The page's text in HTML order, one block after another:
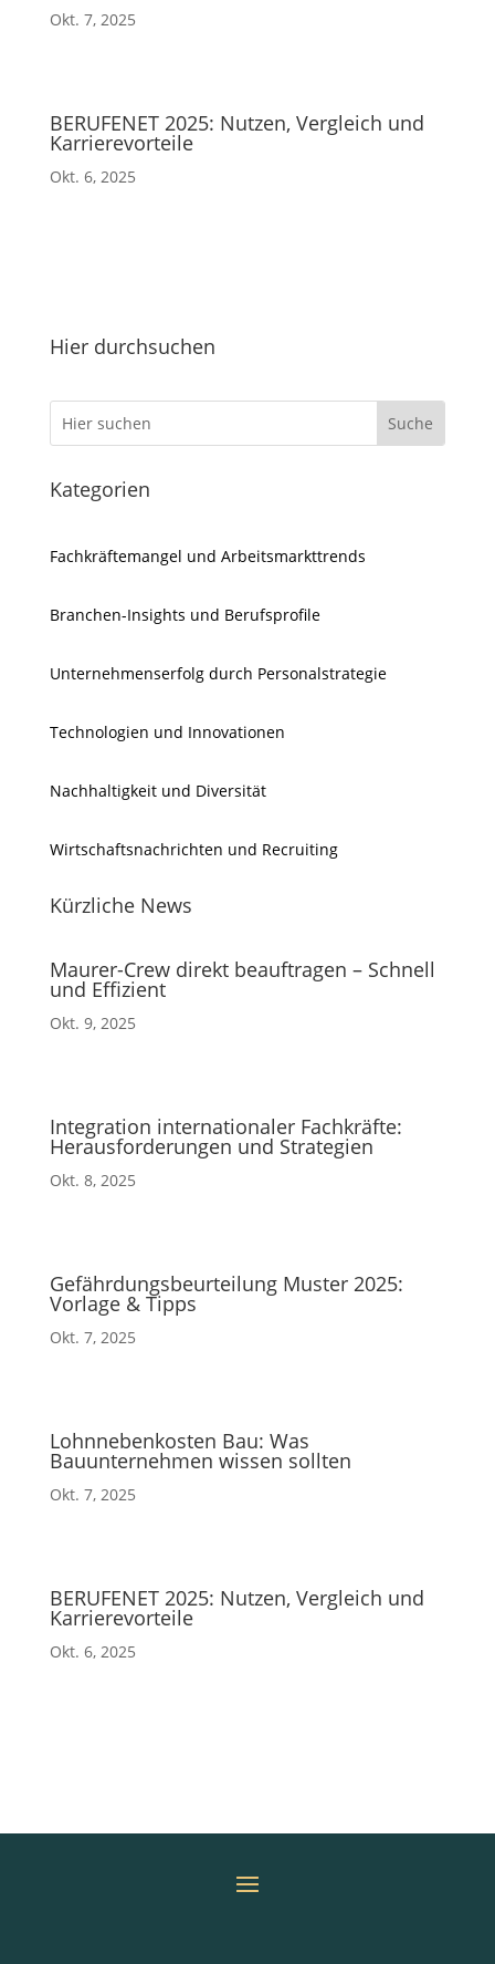
Okt. 7, 2025
BERUFENET 2025: Nutzen, Vergleich und
Karrierevorteile
Okt. 6, 2025
Hier durchsuchen
Kategorien
Fachkräftemangel und Arbeitsmarkttrends
Branchen-Insights und Berufsprofile
Unternehmenserfolg durch Personalstrategie
Technologien und Innovationen
Nachhaltigkeit und Diversität
Wirtschaftsnachrichten und Recruiting
Kürzliche News
Maurer-Crew direkt beauftragen – Schnell
und Effizient
Okt. 9, 2025
Integration internationaler Fachkräfte:
Herausforderungen und Strategien
Okt. 8, 2025
Gefährdungsbeurteilung Muster 2025:
Vorlage & Tipps
Okt. 7, 2025
Lohnnebenkosten Bau: Was
Bauunternehmen wissen sollten
Okt. 7, 2025
BERUFENET 2025: Nutzen, Vergleich und
Karrierevorteile
Okt. 6, 2025